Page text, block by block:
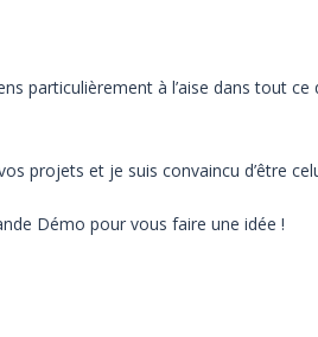
particulièrement à l’aise dans tout
projets et je suis convaincu d’être
Démo pour vous faire une idée !